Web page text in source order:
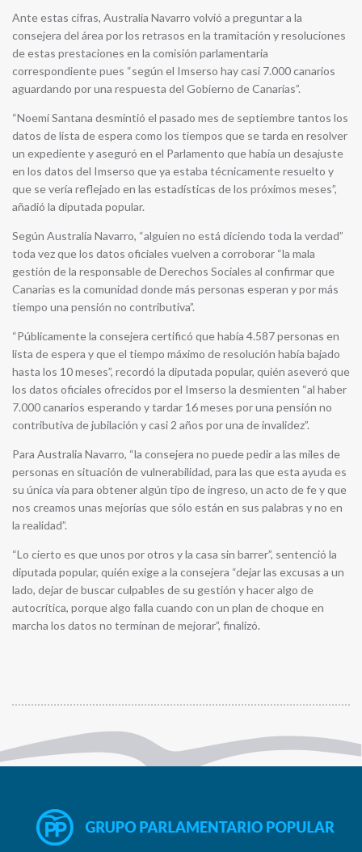
Ante estas cifras, Australia Navarro volvió a preguntar a la
consejera del área por los retrasos en la tramitación y resoluciones
de estas prestaciones en la comisión parlamentaria
correspondiente pues “según el Imserso hay casi 7.000 canarios
aguardando por una respuesta del Gobierno de Canarias”.
“Noemí Santana desmintió el pasado mes de septiembre tantos los
datos de lista de espera como los tiempos que se tarda en resolver
un expediente y aseguró en el Parlamento que había un desajuste
en los datos del Imserso que ya estaba técnicamente resuelto y
que se vería reflejado en las estadísticas de los próximos meses”,
añadió la diputada popular.
Según Australia Navarro, “alguien no está diciendo toda la verdad”
toda vez que los datos oficiales vuelven a corroborar “la mala
gestión de la responsable de Derechos Sociales al confirmar que
Canarias es la comunidad donde más personas esperan y por más
tiempo una pensión no contributiva”.
“Públicamente la consejera certificó que había 4.587 personas en
lista de espera y que el tiempo máximo de resolución había bajado
hasta los 10 meses”, recordó la diputada popular, quién aseveró que
los datos oficiales ofrecidos por el Imserso la desmienten “al haber
7.000 canarios esperando y tardar 16 meses por una pensión no
contributiva de jubilación y casi 2 años por una de invalidez”.
Para Australia Navarro, “la consejera no puede pedir a las miles de
personas en situación de vulnerabilidad, para las que esta ayuda es
su única vía para obtener algún tipo de ingreso, un acto de fe y que
nos creamos unas mejorías que sólo están en sus palabras y no en
la realidad”.
“Lo cierto es que unos por otros y la casa sin barrer”, sentenció la
diputada popular, quién exige a la consejera “dejar las excusas a un
lado, dejar de buscar culpables de su gestión y hacer algo de
autocrítica, porque algo falla cuando con un plan de choque en
marcha los datos no terminan de mejorar”, finalizó.